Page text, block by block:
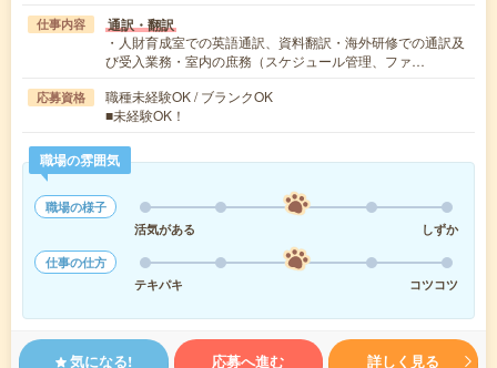
仕事内容 通訳・翻訳
・人財育成室での英語通訳、資料翻訳・海外研修での通訳及
び受入業務・室内の庶務（スケジュール管理、ファ…
応募資格
職種未経験OK / ブランクOK
■未経験OK！
職場の雰囲気
職場の様子
活気がある
しずか
仕事の仕方
テキパキ
コツコツ
気になる! 応募へ進む 詳しく見る